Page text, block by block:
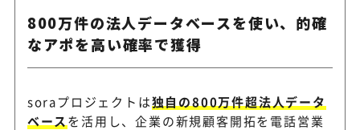
800万件の法人データベースを使い、的確
なアポを高い確率で獲得
soraプロジェクトは独自の800万件超法人データ
ベース を活用し、企業の新規顧客開拓を電話営業